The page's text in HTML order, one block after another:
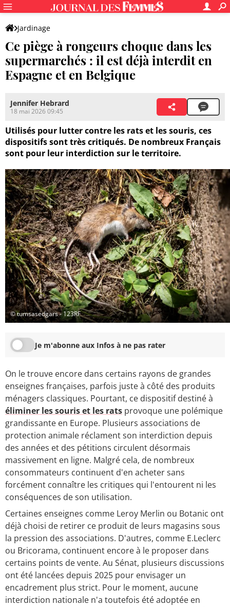
Jardinage
Ce piège à rongeurs choque dans les
supermarchés : il est déjà interdit en
Espagne et en Belgique
Jennifer Hebrard
18 mai 2026 09:45
Utilisés pour lutter contre les rats et les souris, ces
dispositifs sont très critiqués. De nombreux Français
sont pour leur interdiction sur le territoire.
© tumsasedgars - 123RF
Je m'abonne aux Infos à ne pas rater
On le trouve encore dans certains rayons de grandes
enseignes françaises, parfois juste à côté des produits
ménagers classiques. Pourtant, ce dispositif destiné à
éliminer les souris et les rats provoque une polémique
grandissante en Europe. Plusieurs associations de
protection animale réclament son interdiction depuis
des années et des pétitions circulent désormais
massivement en ligne. Malgré cela, de nombreux
consommateurs continuent d'en acheter sans
forcément connaître les critiques qui l'entourent ni les
conséquences de son utilisation.
Certaines enseignes comme Leroy Merlin ou Botanic ont
déjà choisi de retirer ce produit de leurs magasins sous
la pression des associations. D'autres, comme E.Leclerc
ou Bricorama, continuent encore à le proposer dans
certains points de vente. Au Sénat, plusieurs discussions
ont été lancées depuis 2025 pour envisager un
encadrement plus strict. Pour le moment, aucune
interdiction nationale n'a toutefois été adoptée en